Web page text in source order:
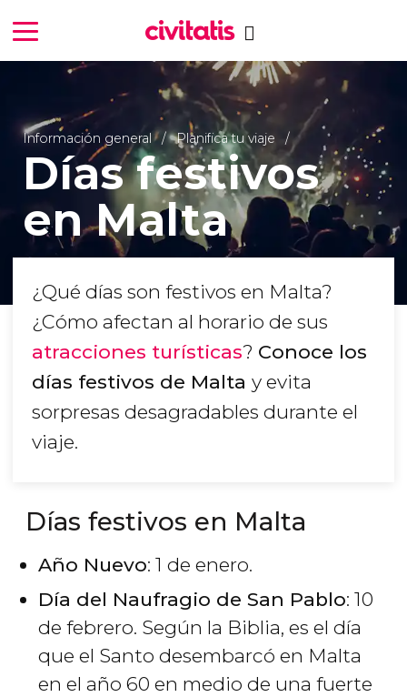
Información general Planifica tu viaje
Días festivos
en Malta
¿Qué días son festivos en Malta?
¿Cómo afectan al horario de sus
atracciones turísticas? Conoce los
días festivos de Malta y evita
sorpresas desagradables durante el
viaje.
Días festivos en Malta
Año Nuevo: 1 de enero.
Día del Naufragio de San Pablo: 10
de febrero. Según la Biblia, es el día
que el Santo desembarcó en Malta
en el año 60 en medio de una fuerte